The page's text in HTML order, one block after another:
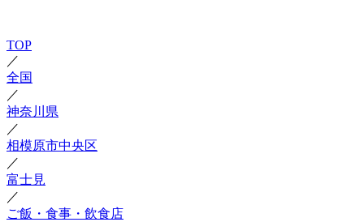
TOP
／
全国
／
神奈川県
／
相模原市中央区
／
富士見
／
ご飯・食事・飲食店